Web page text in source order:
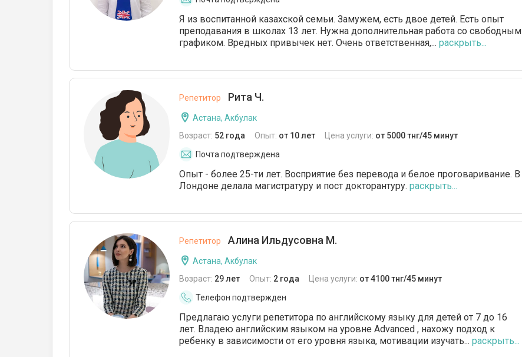
Я из воспитанной казахской семьи. Замужем, есть двое детей. Есть опыт
преподавания в школах 13 лет. Нужна дополнительная работа со свободным
графиком. Вредных привычек нет. Очень ответственная,... раскрыть...
Репетитор Рита Ч.
Астана, Акбулак
Возраст: 52 года Опыт: от 10 лет Цена услуги: от 5000 тнг/45 минут
Почта подтверждена
Опыт - более 25-ти лет. Восприятие без перевода и белое проговаривание. В
Лондоне делала магистратуру и пост докторантуру. раскрыть...
Репетитор Алина Ильдусовна М.
Астана, Акбулак
Возраст: 29 лет Опыт: 2 года Цена услуги: от 4100 тнг/45 минут
Телефон подтвержден
Предлагаю услуги репетитора по английскому языку для детей от 7 до 16
лет. Владею английским языком на уровне Advanced , нахожу подход к
ребенку в зависимости от его уровня языка, мотивации изучать... раскрыть...